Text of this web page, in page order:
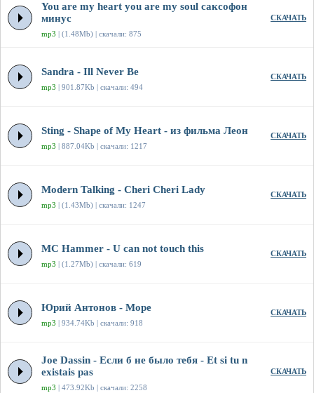
You are my heart you are my soul саксофон
минус
mp3 | (1.48Mb) | скачали: 875
СКАЧАТЬ
Sandra - Ill Never Be
mp3 | 901.87Kb | скачали: 494
СКАЧАТЬ
Sting - Shape of My Heart - из фильма Леон
mp3 | 887.04Kb | скачали: 1217
СКАЧАТЬ
Modern Talking - Cheri Cheri Lady
mp3 | (1.43Mb) | скачали: 1247
СКАЧАТЬ
MC Hammer - U can not touch this
mp3 | (1.27Mb) | скачали: 619
СКАЧАТЬ
Юрий Антонов - Море
mp3 | 934.74Kb | скачали: 918
СКАЧАТЬ
Joe Dassin - Если б не было тебя - Et si tu n
existais pas
mp3 | 473.92Kb | скачали: 2258
СКАЧАТЬ